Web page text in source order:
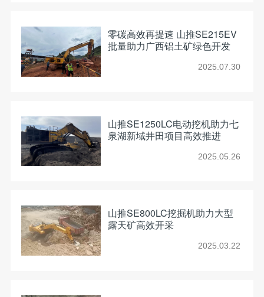
零碳高效再提速 山推SE215EV
批量助力广西铝土矿绿色开发
2025.07.30
山推SE1250LC电动挖机助力七
泉湖新域井田项目高效推进
2025.05.26
山推SE800LC挖掘机助力大型
露天矿高效开采
2025.03.22